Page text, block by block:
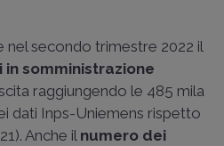
nel secondo trimestre 2022 il
somministrazione
raggiungendo le 485 mila
dati Inps-Uniemens rispetto
Anche il numero dei